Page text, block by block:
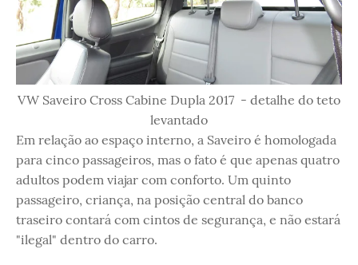
VW Saveiro Cross Cabine Dupla 2017 - detalhe do teto
levantado
Em relação ao espaço interno, a Saveiro é homologada
para cinco passageiros, mas o fato é que apenas quatro
adultos podem viajar com conforto. Um quinto
passageiro, criança, na posição central do banco
traseiro contará com cintos de segurança, e não estará
"ilegal" dentro do carro.